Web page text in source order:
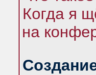
Когда я
на